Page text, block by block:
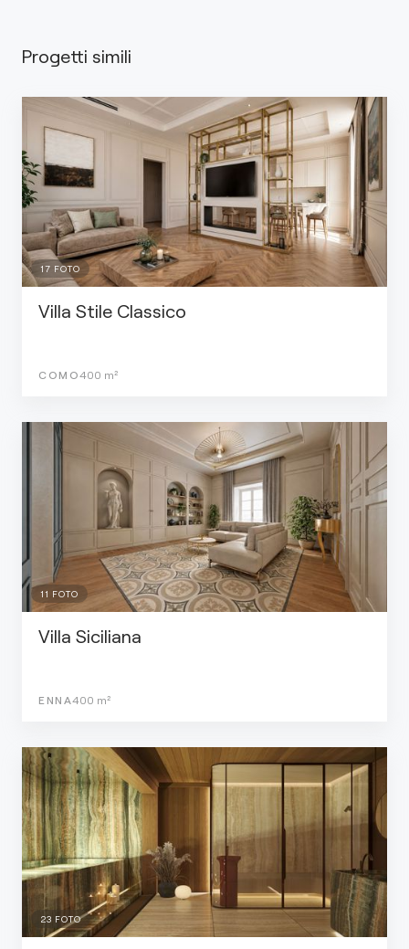
Progetti simili
17 FOTO
Villa Stile Classico
COMO400 m²
11 FOTO
Villa Siciliana
ENNA400 m²
23 FOTO